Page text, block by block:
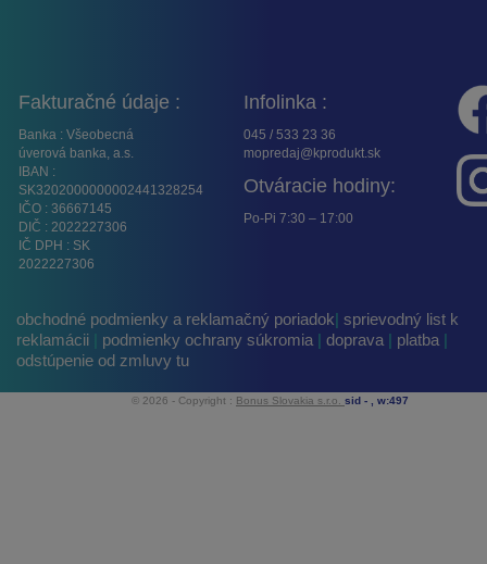
Fakturačné údaje :
Banka : Všeobecná
úverová banka, a.s.
IBAN :
SK3202000000002441328254
IČO : 36667145
DIČ : 2022227306
IČ DPH : SK
2022227306
Infolinka :
045 / 533 23 36
mopredaj@kprodukt.sk
Otváracie hodiny:
Po-Pi 7:30 – 17:00
obchodné podmienky a reklamačný poriadok| sprievodný list k
reklamácii
podmienky ochrany súkromia | doprava | platba |
odstúpenie od zmluvy tu
© 2026 - Copyright : Bonus Slovakia s.r.o. sid - , w:497